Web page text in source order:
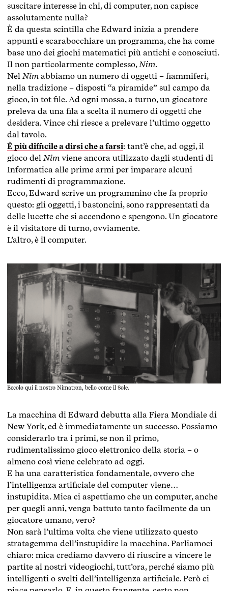
suscitare interesse in chi, di computer, non capisce
assolutamente nulla?
È da questa scintilla che Edward inizia a prendere
appunti e scarabocchiare un programma, che ha come
base uno dei giochi matematici più antichi e conosciuti.
Il non particolarmente complesso,Nim.
Nel Nim abbiamo un numero di oggetti – fiammiferi,
nella tradizione – disposti “a piramide” sul campo da
gioco, in tot file. Ad ogni mossa, a turno, un giocatore
preleva da una fila a scelta il numero di oggetti che
desidera. Vince chi riesce a prelevare l’ultimo oggetto
dal tavolo.
È più difficile a dirsi che a farsi: tant’è che, ad oggi, il
gioco del Nim viene ancora utilizzato dagli studenti di
Informatica alle prime armi per imparare alcuni
rudimenti di programmazione.
Ecco, Edward scrive un programmino che fa proprio
questo: gli oggetti, i bastoncini, sono rappresentati da
delle lucette che si accendono e spengono. Un giocatore
è il visitatore di turno, ovviamente.
L’altro, è il computer.
Eccolo qui il nostro Nimatron, bello come il Sole.
La macchina di Edward debutta alla Fiera Mondiale di
New York, ed è immediatamente un successo. Possiamo
considerarlo tra i primi, se non il primo,
rudimentalissimo gioco elettronico della storia – o
almeno così viene celebrato ad oggi.
E ha una caratteristica fondamentale, ovvero che
l’intelligenza artificiale del computer viene…
instupidita. Mica ci aspettiamo che un computer, anche
per quegli anni, venga battuto tanto facilmente da un
giocatore umano, vero?
Non sarà l’ultima volta che viene utilizzato questo
stratagemma dell’instupidire la macchina. Parliamoci
chiaro: mica crediamo davvero di riuscire a vincere le
partite ai nostri videogiochi, tutt’ora, perché siamo più
intelligenti o svelti dell’intelligenza artificiale. Però ci